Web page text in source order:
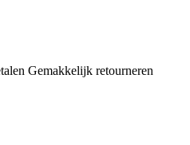
Gemakkelijk retourneren